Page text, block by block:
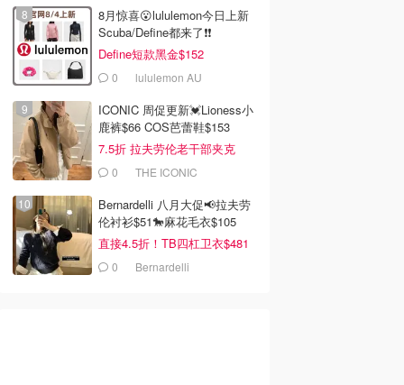
8月惊喜😮lululemon今日上新
Scuba/Define都来了❗️❗️
Define短款黑金$152
0 lululemon AU
ICONIC 周促更新💓Lioness小
鹿裤$66 COS芭蕾鞋$153
7.5折 拉夫劳伦老干部夹克
$4190 THE ICONIC
Bernardelli 八月大促📢拉夫劳
伦衬衫$51🐎麻花毛衣$105
直接4.5折！TB四杠卫衣$481
0 Bernardelli